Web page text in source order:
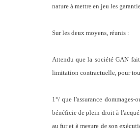
nature à mettre en jeu les
Sur les deux moyens, réunis :
Attendu que la société GAN
limitation contractuelle, pour
1°/ que l'assurance
bénéficie de plein droit à
au fur et à mesure de son